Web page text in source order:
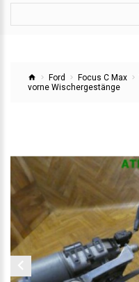
Ford Focus C Max
vorne Wischergestänge